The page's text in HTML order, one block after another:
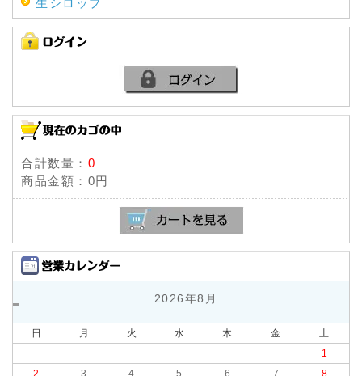
のご利用ありがとうございました。
2022年06月01日
生シロップコーヒー現在庫にて終売のお知らせ
【重要】価格改定のお知らせ ※必ずご確認くださ
いますようお願いいたします
2022年01月30日
【メディア掲載情報】TBS「バナナマンの早起きせ
っかくグルメ!!」にて鬼くるみ入あんまんをご紹介い
ただきました！
合計数量： 0
商品金額： 0円
2026年8月
日 月 火 水 木 金
土
1
2
3 4 5 6 7
8